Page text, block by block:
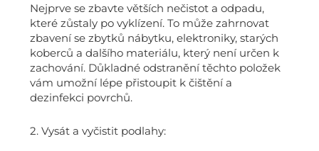
Nejprve se zbavte větších nečistot a odpadu,
které zůstaly po vyklízení. To může zahrnovat
zbavení se zbytků nábytku, elektroniky, starých
koberců a dalšího materiálu, který není určen k
zachování. Důkladné odstranění těchto položek
vám umožní lépe přistoupit k čištění a
dezinfekci povrchů.
2. Vysát a vyčistit podlahy: